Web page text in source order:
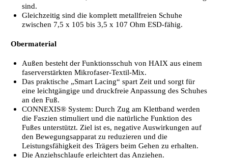
sind.
Gleichzeitig sind die komplett metallfreien Schuhe
zwischen 7,5 x 105 bis 3,5 x 107 Ohm ESD-fähig.
Obermaterial
Außen besteht der Funktionsschuh von HAIX aus einem
faserverstärkten Mikrofaser-Textil-Mix.
Das praktische „Smart Lacing“ spart Zeit und sorgt für
eine leichtgängige und druckfreie Anpassung des Schuhes
an den Fuß.
CONNEXIS® System: Durch Zug am Klettband werden
die Faszien stimuliert und die natürliche Funktion des
Fußes unterstützt. Ziel ist es, negative Auswirkungen auf
den Bewegungsapparat zu reduzieren und die
Leistungsfähigkeit des Trägers beim Gehen zu erhalten.
Die Anziehschlaufe erleichtert das Anziehen.